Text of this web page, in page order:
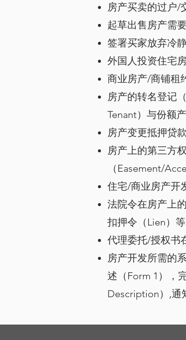
房产买卖的过户/
起草出售房产需
签署买家放弃冷
外国人投资住宅
商业房产/商铺租
房产的转名登记
Tenant）与份额
房产变更抵押贷
房产上的第三方
（Easement/
住宅/商业房产开
法院令在房产上
扣押令（Lien）等
代理委托/授权书
房产开发所需的
述（Form 1），
Description）,通